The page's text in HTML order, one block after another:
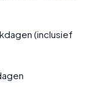
(inclusief